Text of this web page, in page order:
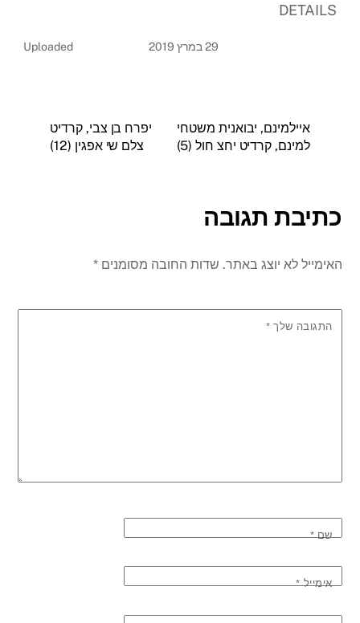
DETAILS
Uploaded 29 במרץ 2019
איילמינם, יבואנית משטחי
למינם, קרדיט יחצ חול (5)
יפרח בן צבי, קרדיט
צלם שי אפגין (12)
כתיבת תגובה
האימייל לא יוצג באתר. שדות החובה מסומנים*
התגובה שלך *
שם*
אימייל*